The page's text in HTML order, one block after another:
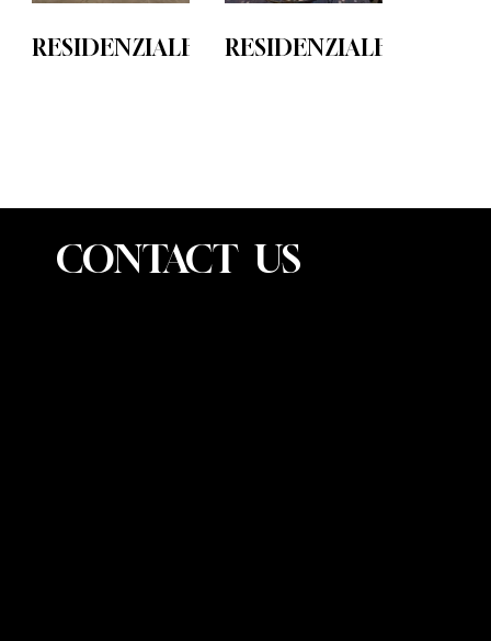
RESIDENZIALE RESIDENZIALE
CONTACT US